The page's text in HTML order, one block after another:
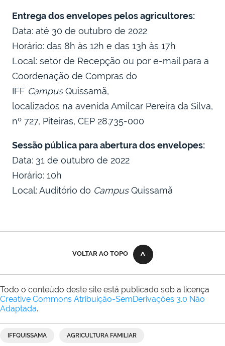
Entrega dos envelopes pelos agricultores:
Data: até 30 de outubro de 2022
Horário: das 8h às 12h e das 13h às 17h
Local: setor de Recepção ou por e-mail para a
Coordenação de Compras do
IFF CampusQuissamã,
localizados na avenida Amilcar Pereira da Silva,
nº 727, Piteiras, CEP 28.735-000
Sessão pública para abertura dos envelopes:
Data: 31 de outubro de 2022
Horário: 10h
Local: Auditório do CampusQuissamã
VOLTAR AO TOPO
Todo o conteúdo deste site está publicado sob a licença
Creative Commons Atribuição-SemDerivações 3.0 Não
Adaptada.
IFFQUISSAMA AGRICULTURA FAMILIAR